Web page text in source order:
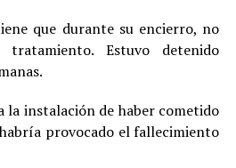
que durante su encierro, no
Estuvo detenido
la instalación de haber cometido
provocado el fallecimiento